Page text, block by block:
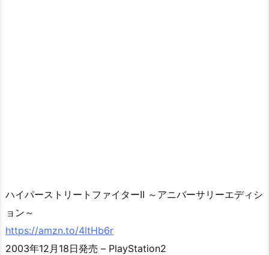
ハイパーストリートファイターII ～アニバーサリーエディシ
ョン～
https://amzn.to/4ltHb6r
2003年12月18日発売 – PlayStation2